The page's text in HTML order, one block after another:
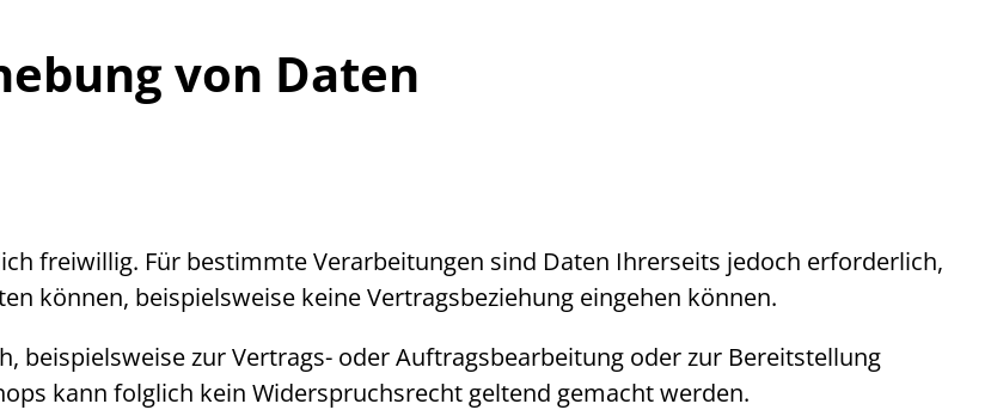
von Daten
freiwillig. Für bestimmte Verarbeitungen sind Daten Ihrerseits jedoch erforderlich,
können, beispielsweise keine Vertragsbeziehung eingehen können.
beispielsweise zur Vertrags- oder Auftragsbearbeitung oder zur Bereitstellung
kann folglich kein Widerspruchsrecht geltend gemacht werden.